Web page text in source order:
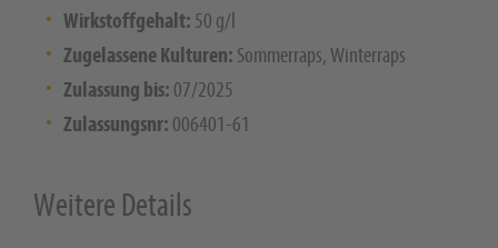
Wirkstoffgehalt: 50 g/l
Zugelassene Kulturen: Sommerraps, Winterraps
Zulassung bis: 07/2025
Zulassungsnr: 006401-61
Weitere Details